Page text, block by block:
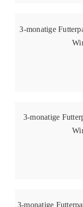
3-monatige
3-monatige
3-monatige